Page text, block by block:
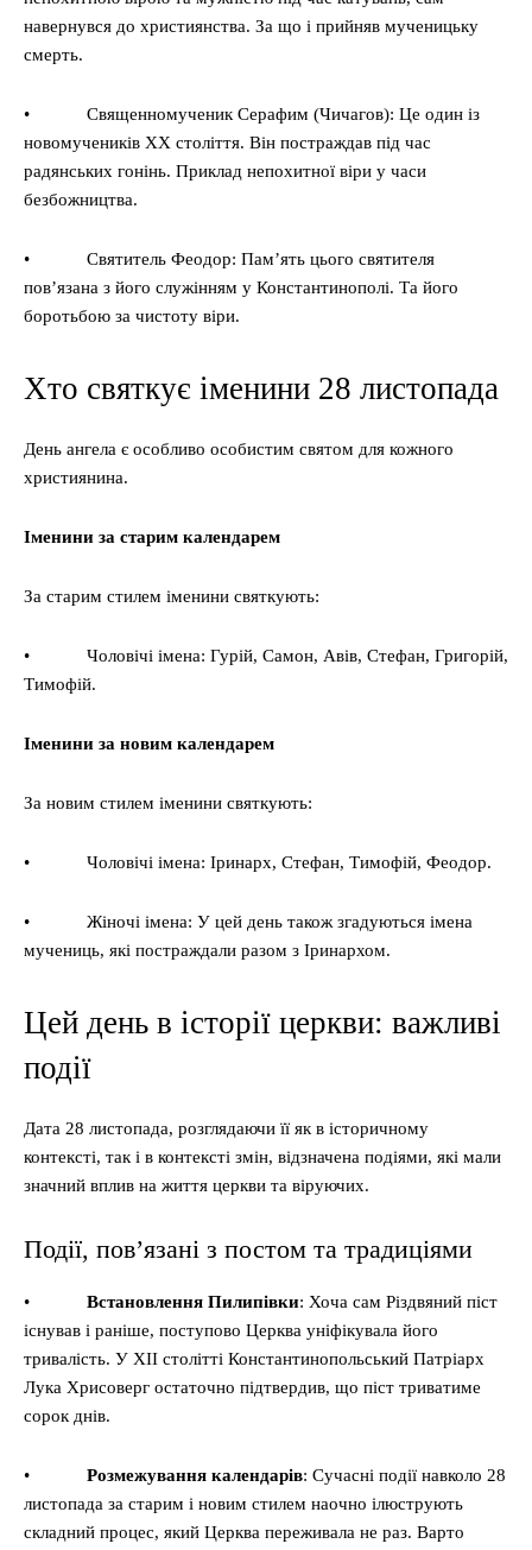
навернувся до християнства. За що і прийняв мученицьку
смерть.
• Священномученик Серафим (Чичагов): Це один із
новомучеників XX століття. Він постраждав під час
радянських гонінь. Приклад непохитної віри у часи
безбожництва.
• Святитель Феодор: Пам’ять цього святителя
пов’язана з його служінням у Константинополі. Та його
боротьбою за чистоту віри.
Хто святкує іменини 28 листопада
День ангела є особливо особистим святом для кожного
християнина.
Іменини за старим календарем
За старим стилем іменини святкують:
• Чоловічі імена: Гурій, Самон, Авів, Стефан, Григорій,
Тимофій.
Іменини за новим календарем
За новим стилем іменини святкують:
• Чоловічі імена: Іринарх, Стефан, Тимофій, Феодор.
• Жіночі імена: У цей день також згадуються імена
мучениць, які постраждали разом з Іринархом.
Цей день в історії церкви: важливі
події
Дата 28 листопада, розглядаючи її як в історичному
контексті, так і в контексті змін, відзначена подіями, які мали
значний вплив на життя церкви та віруючих.
Події, пов’язані з постом та традиціями
• Встановлення Пилипівки: Хоча сам Різдвяний піст
існував і раніше, поступово Церква уніфікувала його
тривалість. У XII столітті Константинопольський Патріарх
Лука Хрисоверг остаточно підтвердив, що піст триватиме
сорок днів.
• Розмежування календарів: Сучасні події навколо 28
листопада за старим і новим стилем наочно ілюструють
складний процес, який Церква переживала не раз. Варто